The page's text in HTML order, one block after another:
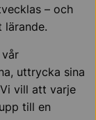
– och
uttrycka sina
vill att varje
till en